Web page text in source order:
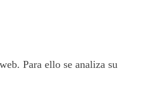
Para ello se analiza su